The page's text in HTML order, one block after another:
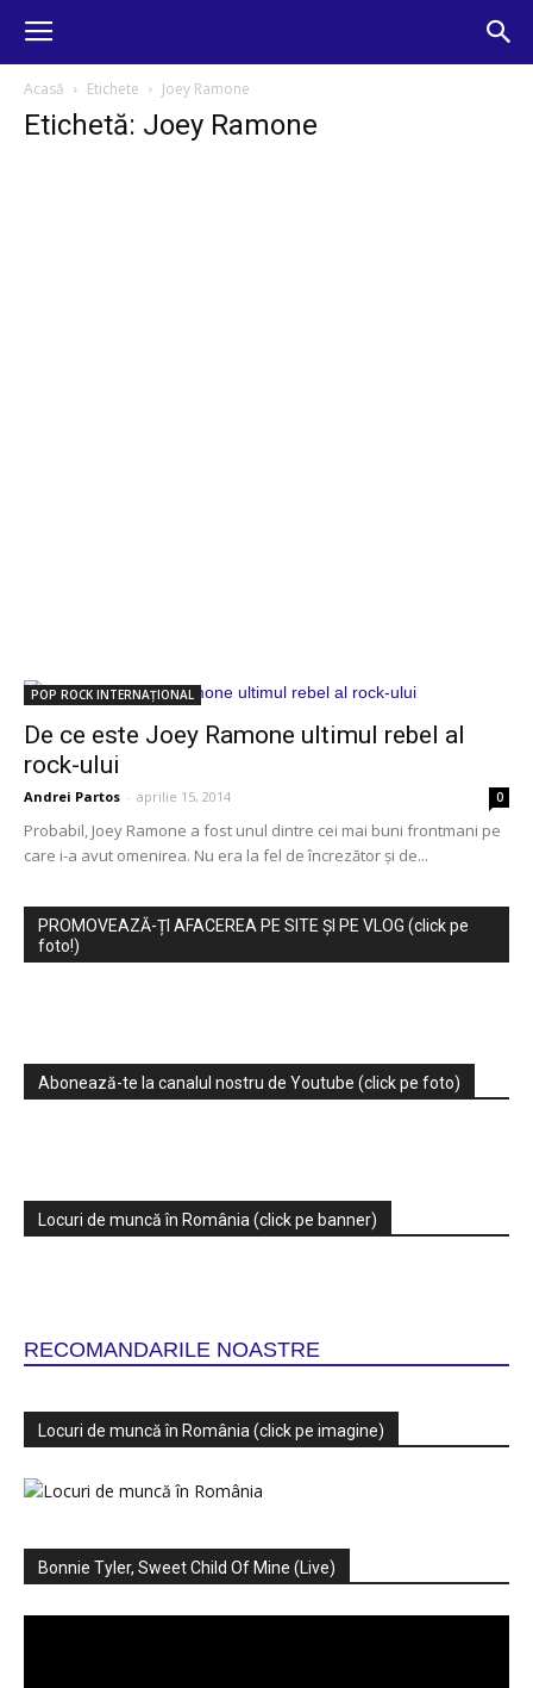
Acasă Etichete Joey Ramone
Etichetă: Joey Ramone
POP ROCK INTERNAȚIONAL
De ce este Joey Ramone ultimul rebel al
rock-ului
Andrei Partos - aprilie 15, 2014 0
Probabil, Joey Ramone a fost unul dintre cei mai buni frontmani pe
care i-a avut omenirea. Nu era la fel de încrezător și de...
PROMOVEAZĂ-ȚI AFACEREA PE SITE ȘI PE VLOG (click pe
foto!)
Abonează-te la canalul nostru de Youtube (click pe foto)
Locuri de muncă în România (click pe banner)
RECOMANDARILE NOASTRE
Locuri de muncă în România (click pe imagine)
Bonnie Tyler, Sweet Child Of Mine (Live)